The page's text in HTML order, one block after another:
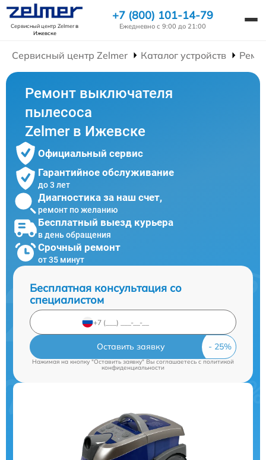
Сервисный центр Zelmerв
Ижевске
+7 (800) 101-14-79
Ежедневно с 9:00 до 21:00
Сервисный центр Zelmer Каталог устройств
Ремонт выключателя
пылесоса
Zelmer в Ижевске
Официальный сервис
Гарантийное обслуживание
до 3 лет
Диагностика за наш счет,
ремонт по желанию
Бесплатный выезд курьера
в день обращения
Срочный ремонт
от 35 минут
Бесплатная консультация со
специалистом
Оставить заявку
Нажимая на кнопку "Оставить заявку" Вы соглашаетесь c политикой
конфиденциальности